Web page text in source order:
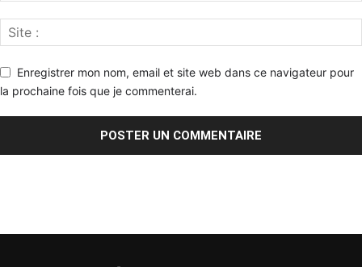
Enregistrer mon nom, email et site web dans ce navigateur pour
la prochaine fois que je commenterai.